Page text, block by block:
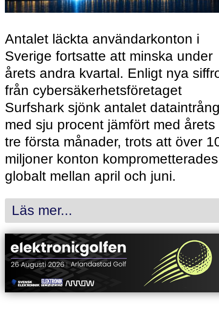
Antalet läckta användarkonton i
Sverige fortsatte att minska under
årets andra kvartal. Enligt nya
från cybersäkerhetsföretaget
Surfshark sjönk antalet
med sju procent jämfört med årets
tre första månader, trots att över
miljoner konton komprometterades
globalt mellan april och juni.
Läs mer...